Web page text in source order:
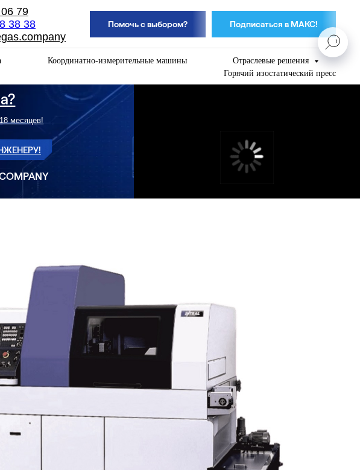
79
38 38
Помочь с выбором? Подписаться в МАКС!
Координатно-измерительные машины
Отраслевые решения
Горячий изостатический пресс